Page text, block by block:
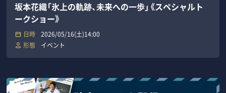
坂本花織「氷上の軌跡、未来への一歩」《スペシャルト
ークショー》
日時
2026/05/16(土)14:00
形態
イベント